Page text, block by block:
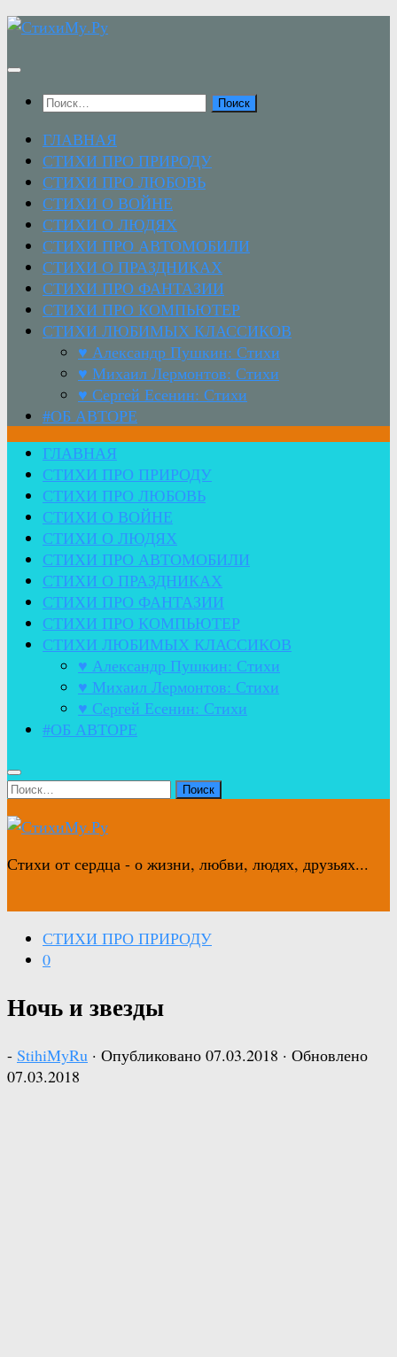
Перейти
содержимому
Найти:
ГЛАВНАЯ
СТИХИ ПРО ПРИРОДУ
СТИХИ ПРО ЛЮБОВЬ
СТИХИ О ВОЙНЕ
СТИХИ О ЛЮДЯХ
СТИХИ ПРО АВТОМОБИЛИ
СТИХИ О ПРАЗДНИКАХ
СТИХИ ПРО ФАНТАЗИИ
СТИХИ ПРО КОМПЬЮТЕР
СТИХИ ЛЮБИМЫХ КЛАССИКОВ
♥ Александр Пушкин: Стихи
♥ Михаил Лермонтов: Стихи
♥ Сергей Есенин: Стихи
#ОБ АВТОРЕ
ГЛАВНАЯ
СТИХИ ПРО ПРИРОДУ
СТИХИ ПРО ЛЮБОВЬ
СТИХИ О ВОЙНЕ
СТИХИ О ЛЮДЯХ
СТИХИ ПРО АВТОМОБИЛИ
СТИХИ О ПРАЗДНИКАХ
СТИХИ ПРО ФАНТАЗИИ
СТИХИ ПРО КОМПЬЮТЕР
СТИХИ ЛЮБИМЫХ КЛАССИКОВ
♥ Александр Пушкин: Стихи
♥ Михаил Лермонтов: Стихи
♥ Сергей Есенин: Стихи
#ОБ АВТОРЕ
Найти:
Стихи от сердца - о жизни, любви, людях, друзьях...
СТИХИ ПРО ПРИРОДУ
0
Ночь и звезды
- StihiMyRu · Опубликовано 07.03.2018 · Обновлено
07.03.2018